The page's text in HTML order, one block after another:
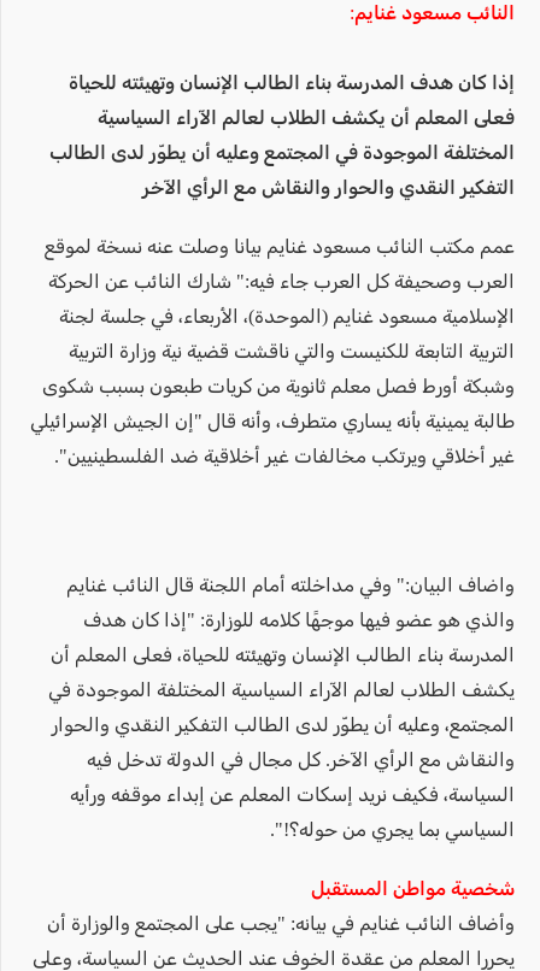
النائب مسعود غنايم:
إذا كان هدف المدرسة بناء الطالب الإنسان وتهيئته للحياة
فعلى المعلم أن يكشف الطلاب لعالم الآراء السياسية
المختلفة الموجودة في المجتمع وعليه أن يطوّر لدى الطالب
التفكير النقدي والحوار والنقاش مع الرأي الآخر
عمم مكتب النائب مسعود غنايم بيانا وصلت عنه نسخة لموقع
العرب وصحيفة كل العرب جاء فيه:" شارك النائب عن الحركة
الإسلامية مسعود غنايم (الموحدة)، الأربعاء، في جلسة لجنة
التربية التابعة للكنيست والتي ناقشت قضية نية وزارة التربية
وشبكة أورط فصل معلم ثانوية من كريات طبعون بسبب شكوى
طالبة يمينية بأنه يساري متطرف، وأنه قال "إن الجيش الإسرائيلي
غير أخلاقي ويرتكب مخالفات غير أخلاقية ضد الفلسطينيين".
واضاف البيان:" وفي مداخلته أمام اللجنة قال النائب غنايم
والذي هو عضو فيها موجهًا كلامه للوزارة: "إذا كان هدف
المدرسة بناء الطالب الإنسان وتهيئته للحياة، فعلى المعلم أن
يكشف الطلاب لعالم الآراء السياسية المختلفة الموجودة في
المجتمع، وعليه أن يطوّر لدى الطالب التفكير النقدي والحوار
والنقاش مع الرأي الآخر. كل مجال في الدولة تدخل فيه
السياسة، فكيف نريد إسكات المعلم عن إبداء موقفه ورأيه
السياسي بما يجري من حوله؟!".
شخصية مواطن المستقبل
وأضاف النائب غنايم في بيانه: "يجب على المجتمع والوزارة أن
يحررا المعلم من عقدة الخوف عند الحديث عن السياسة، وعلى